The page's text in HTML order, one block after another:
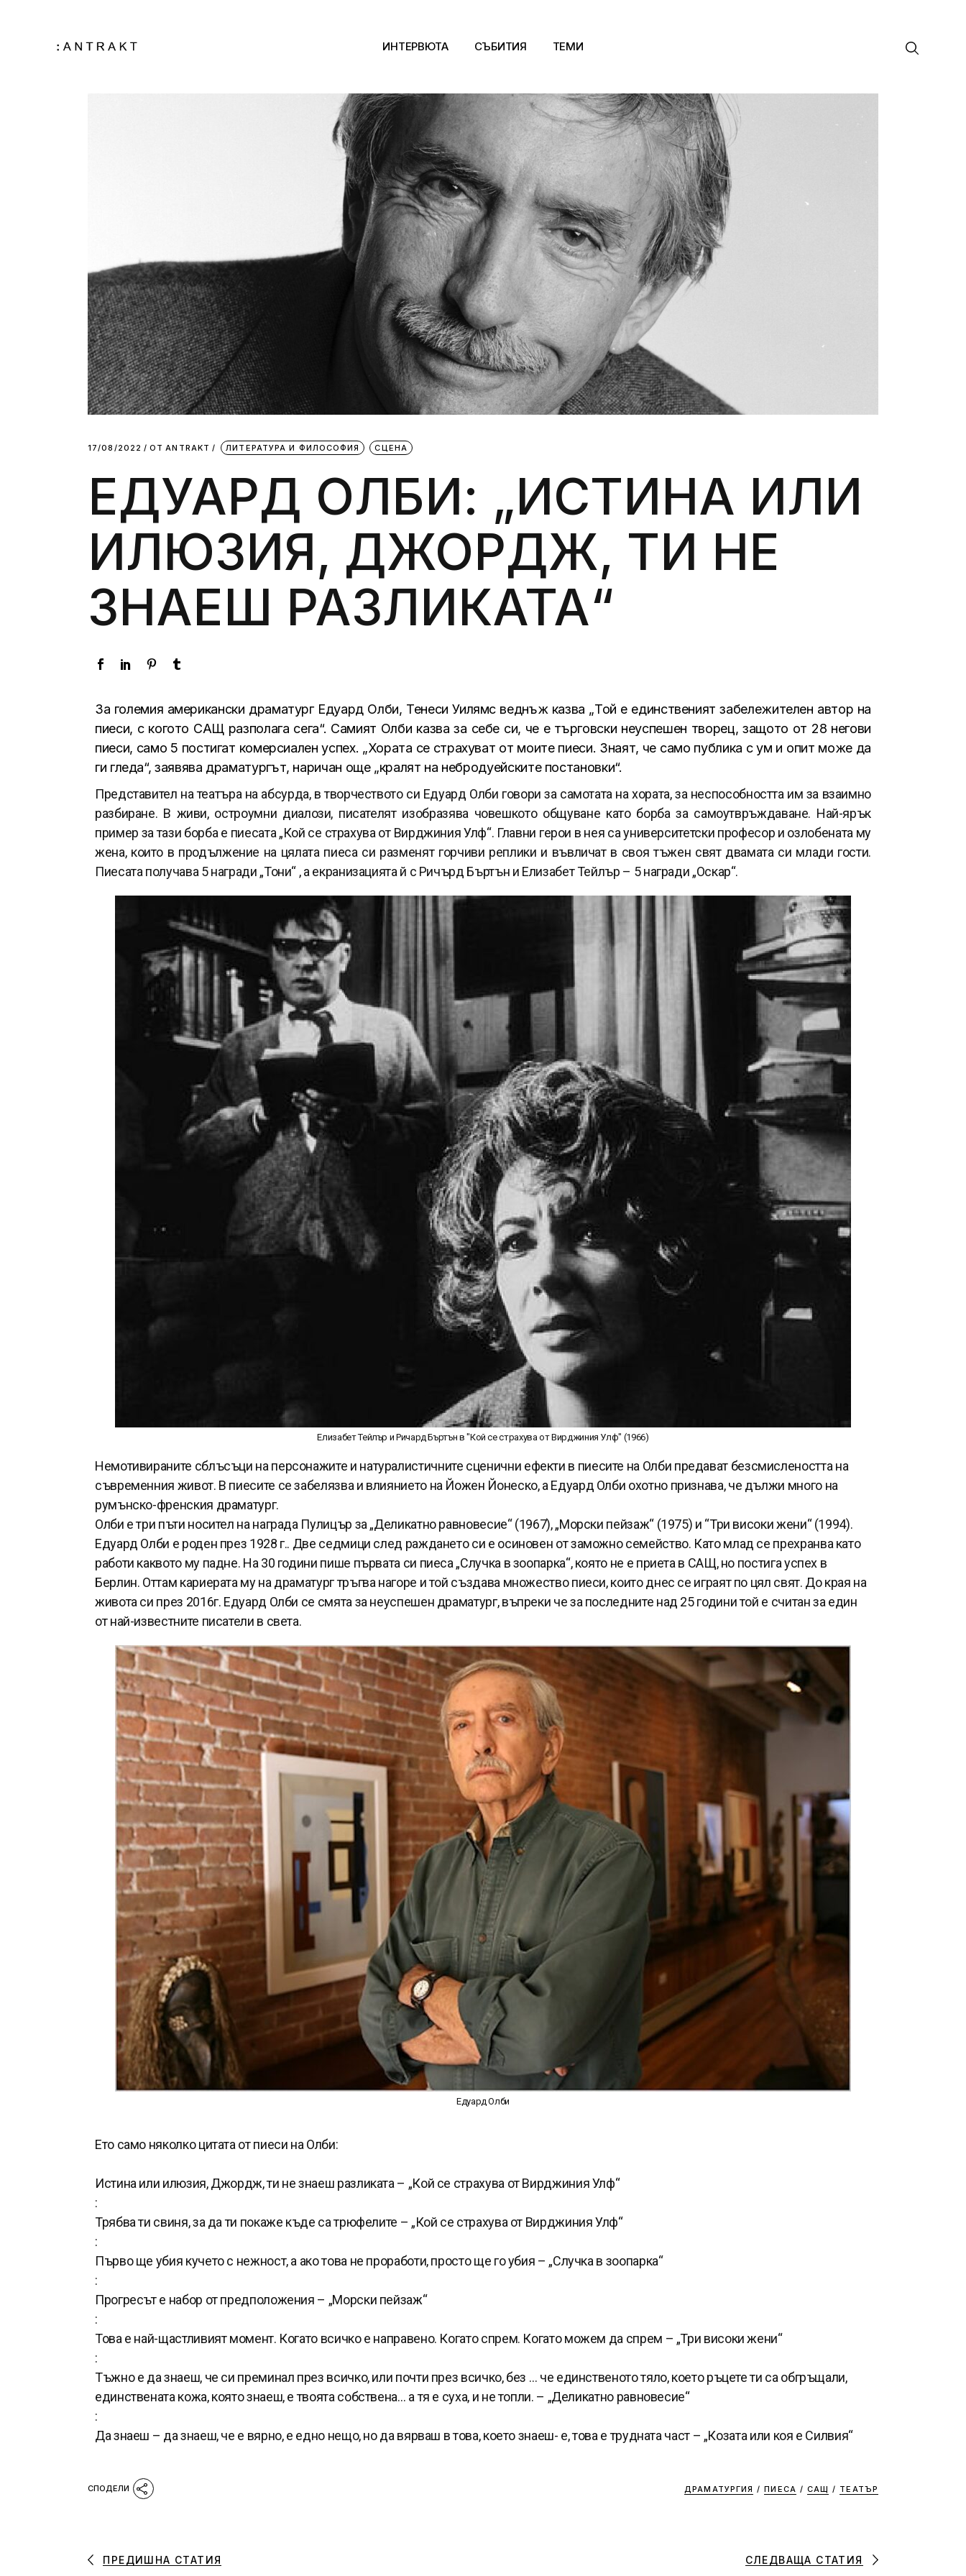
ИНТЕРВЮТА СЪБИТИЯ ТЕМИ
Архитектура
Арт
Kино
Музика
Сцена
Фотография
Дизайн
Литература и философия
Силни жени
Насам-натам
Други
17/08/2022 ОТ АNTRAKT ЛИТЕРАТУРА И ФИЛОСОФИЯ СЦЕНА
ЕДУАРД ОЛБИ: „ИСТИНА ИЛИ
ИЛЮЗИЯ, ДЖОРДЖ, ТИ НЕ
ЗНАЕШ РАЗЛИКАТА“
За големия американски драматург Едуард Олби, Тенеси Уилямс веднъж казва „Той е единственият забележителен автор на
пиеси, с когото САЩ разполага сега“. Самият Олби казва за себе си, че е търговски неуспешен творец, защото от 28 негови
пиеси, само 5 постигат комерсиален успех. „Хората се страхуват от моите пиеси. Знаят, че само публика с ум и опит може да
ги гледа“, заявява драматургът, наричан още „кралят на небродуейските постановки“.
Представител на театъра на абсурда, в творчеството си Едуард Олби говори за самотата на хората, за неспособността им за взаимно
разбиране. В живи, остроумни диалози, писателят изобразява човешкото общуване като борба за самоутвръждаване. Най-ярък
пример за тази борба е пиесата „Кой се страхува от Вирджиния Улф“. Главни герои в нея са университетски професор и озлобената му
жена, които в продължение на цялата пиеса си разменят горчиви реплики и въвличат в своя тъжен свят двамата си млади гости.
Пиесата получава 5 награди „Тони“ , а екранизацията й с Ричърд Бъртън и Елизабет Тейлър – 5 награди „Оскар“.
Елизабет Тейлър и Ричард Бъртън в "Кой се страхува от Вирджиния Улф" (1966)
Немотивираните сблъсъци на персонажите и натуралистичните сценични ефекти в пиесите на Олби предават безсмислеността на
съвременния живот. В пиесите се забелязва и влиянието на Йожен Йонеско, а Едуард Олби охотно признава, че дължи много на
румънско-френския драматург.
Олби е три пъти носител на награда Пулицър за „Деликатно равновесие“ (1967), „Морски пейзаж“ (1975) и “Три високи жени“ (1994).
Едуард Олби е роден през 1928 г.. Две седмици след раждането си е осиновен от заможно семейство. Като млад се прехранва като
работи каквото му падне. На 30 години пише първата си пиеса „Случка в зоопарка“, която не е приета в САЩ, но постига успех в
Берлин. Оттам кариерата му на драматург тръгва нагоре и той създава множество пиеси, които днес се играят по цял свят. До края на
живота си през 2016г. Едуард Олби се смята за неуспешен драматург, въпреки че за последните над 25 години той е считан за един
от най-известните писатели в света.
Едуард Олби
Ето само няколко цитата от пиеси на Олби:
Истина или илюзия, Джордж, ти не знаеш разликата – „Кой се страхува от Вирджиния Улф“
:
Трябва ти свиня, за да ти покаже къде са трюфелите – „Кой се страхува от Вирджиния Улф“
:
Първо ще убия кучето с нежност, а ако това не проработи, просто ще го убия – „Случка в зоопарка“
:
Прогресът е набор от предположения – „Морски пейзаж“
:
Това е най-щастливият момент. Когато всичко е направено. Когато спрем. Когато можем да спрем – „Три високи жени“
:
Тъжно е да знаеш, че си преминал през всичко, или почти през всичко, без … че единственото тяло, което ръцете ти са обгръщали,
единствената кожа, която знаеш, е твоята собствена… а тя е суха, и не топли. – „Деликатно равновесие“
:
Да знаеш – да знаеш, че е вярно, е едно нещо, но да вярваш в това, което знаеш- е, това е трудната част – „Козата или коя е Силвия“
ДРАМАТУРГИЯ / ПИЕСА / САЩ / ТЕАТЪР
ПРЕДИШНА СТАТИЯ СЛЕДВАЩА СТАТИЯ